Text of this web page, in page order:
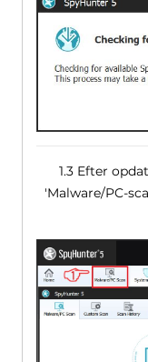
1.3 Efter
'Malware/PC-